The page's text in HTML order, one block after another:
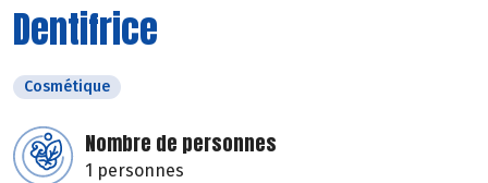
Dentifrice
Cosmétique
Nombre de personnes
1 personnes